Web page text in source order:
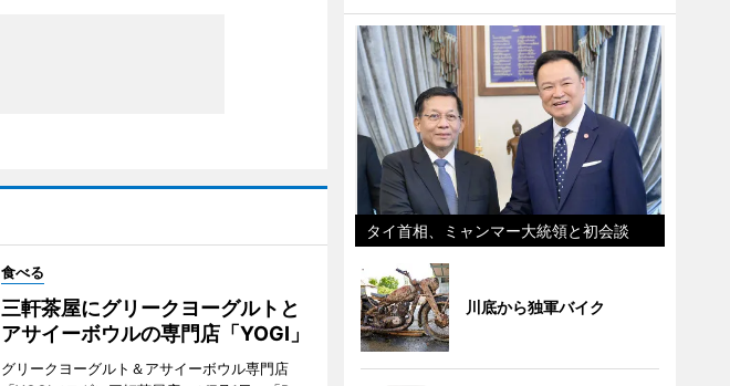
食べる
三軒茶屋にグリークヨーグルトと
アサイーボウルの専門店「YOGI」
グリークヨーグルト＆アサイーボウル専門店
タイ首相、ミャンマー大統領と初会談
川底から独軍バイク